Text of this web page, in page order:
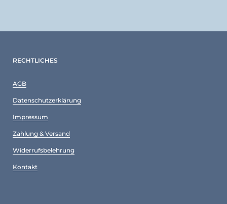
RECHTLICHES
AGB
Datenschutzerklärung
Impressum
Zahlung & Versand
Widerrufsbelehrung
Kontakt